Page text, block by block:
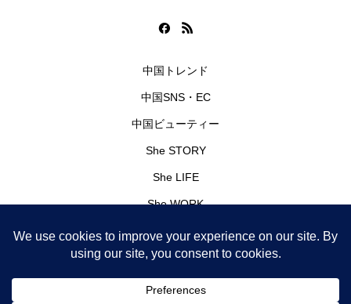
中国トレンド
中国SNS・EC
中国ビューティー
She STORY
She LIFE
She WORK
運営会社 お問い合わせ